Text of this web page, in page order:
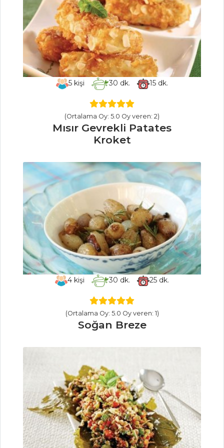
ANTEP FISTIKLI
KEK
MUZLU RULO
PASTA
Çikolatalı Kalp
Pasta
Tüm Tarifleri
SEBZELİ
GÖZLEME
PATATESLİ VE
SOĞANLI SİGARA
BÖREĞİ
ÇİLEK KREMALI
PAY
Hamur İşleri Tüm
Tarifleri
Lazanya
Yoğurtlu Pırasa
Kavurması
ZEYTİNYAĞLI VE
NOHUTLU
PATLICAN
5 kişi 30 dk. 15dk.
(Ortalama Oy: 5.0 Oy veren: 2)
Mısır Gevrekli Patates
Kroket
4 kişi 30 dk. 25dk.
(Ortalama Oy: 5.0 Oy veren: 1)
Soğan Breze